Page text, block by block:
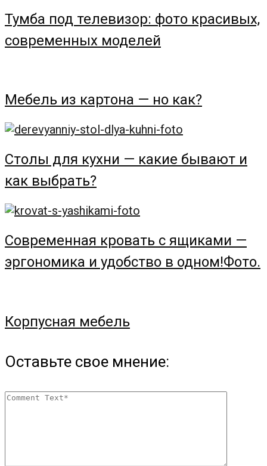
Тумба под телевизор: фото красивых,
современных моделей
Мебель из картона — но как?
Столы для кухни — какие бывают и
как выбрать?
Современная кровать с ящиками —
эргономика и удобство в одном!Фото.
Корпусная мебель
Оставьте свое мнение: